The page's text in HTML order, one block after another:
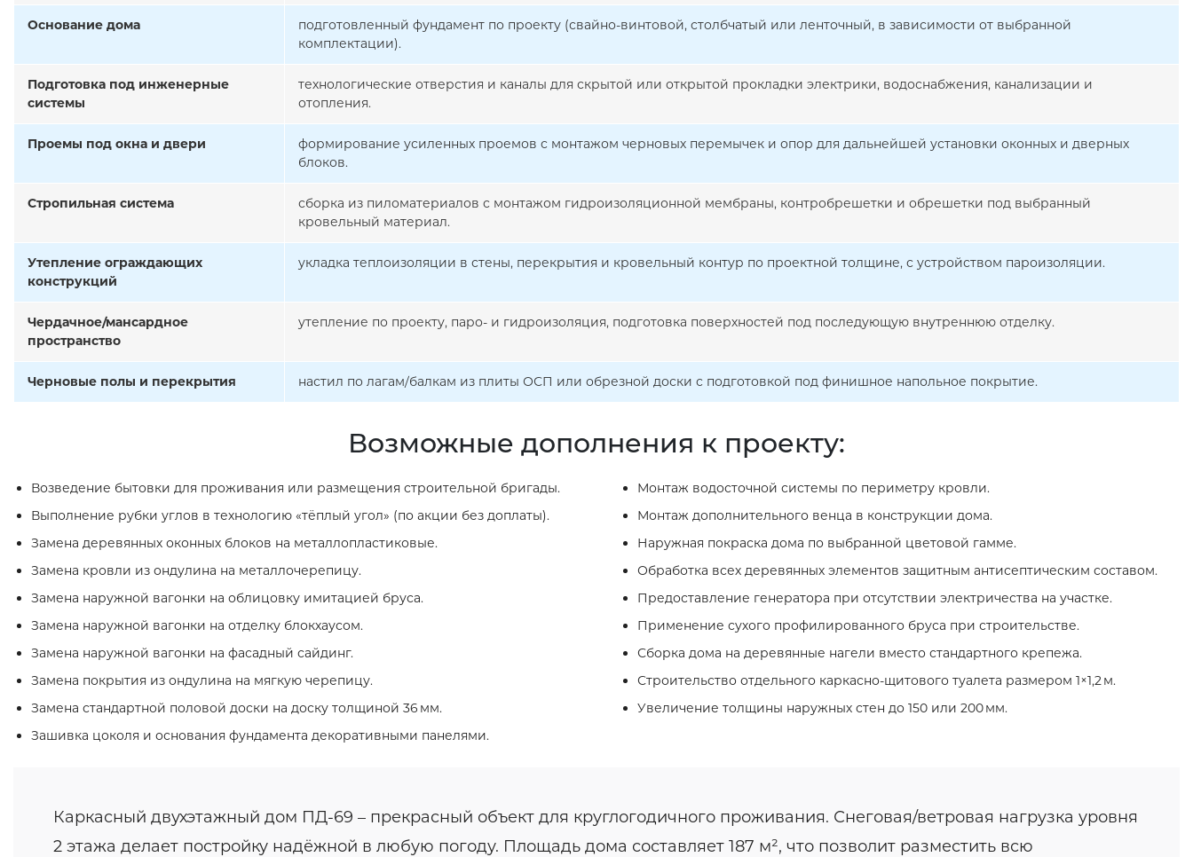
Основание дома
подготовленный фундамент по проекту (свайно-винтовой, столбчатый или ленточный, в зависимости от выбранной
комплектации).
Подготовка под инженерные
системы
технологические отверстия и каналы для скрытой или открытой прокладки электрики, водоснабжения, канализации и
отопления.
Проемы под окна и двери
формирование усиленных проемов с монтажом черновых перемычек и опор для дальнейшей установки оконных и дверных
блоков.
Стропильная система
сборка из пиломатериалов с монтажом гидроизоляционной мембраны, контробрешетки и обрешетки под выбранный
кровельный материал.
Утепление ограждающих
конструкций
укладка теплоизоляции в стены, перекрытия и кровельный контур по проектной толщине, с устройством пароизоляции.
Чердачное/мансардное
пространство
утепление по проекту, паро- и гидроизоляция, подготовка поверхностей под последующую внутреннюю отделку.
Черновые полы и перекрытия настил по лагам/балкам из плиты ОСП или обрезной доски с подготовкой под финишное напольное покрытие.
Возможные дополнения к проекту:
Возведение бытовки для проживания или размещения строительной бригады.
Выполнение рубки углов в технологию «тёплый угол» (по акции без доплаты).
Замена деревянных оконных блоков на металлопластиковые.
Замена кровли из ондулина на металлочерепицу.
Замена наружной вагонки на облицовку имитацией бруса.
Замена наружной вагонки на отделку блокхаусом.
Замена наружной вагонки на фасадный сайдинг.
Замена покрытия из ондулина на мягкую черепицу.
Замена стандартной половой доски на доску толщиной 36 мм.
Зашивка цоколя и основания фундамента декоративными панелями.
Монтаж водосточной системы по периметру кровли.
Монтаж дополнительного венца в конструкции дома.
Наружная покраска дома по выбранной цветовой гамме.
Обработка всех деревянных элементов защитным антисептическим составом.
Предоставление генератора при отсутствии электричества на участке.
Применение сухого профилированного бруса при строительстве.
Сборка дома на деревянные нагели вместо стандартного крепежа.
Строительство отдельного каркасно‑щитового туалета размером 1×1,2 м.
Увеличение толщины наружных стен до 150 или 200 мм.
Каркасный двухэтажный дом ПД-69 – прекрасный объект для круглогодичного проживания. Снеговая/ветровая нагрузка уровня
2 этажа делает постройку надёжной в любую погоду. Площадь дома составляет 187 м², что позволит разместить всю